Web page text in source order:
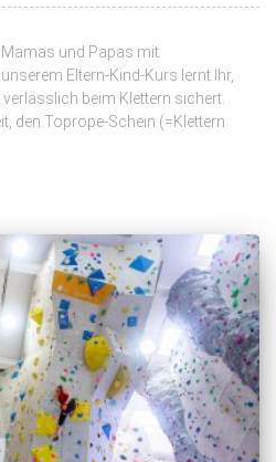
und Papas mit
Eltern-Kind-Kurs lernt Ihr,
beim Klettern sichert.
den Toprope-Schein (=Klettern